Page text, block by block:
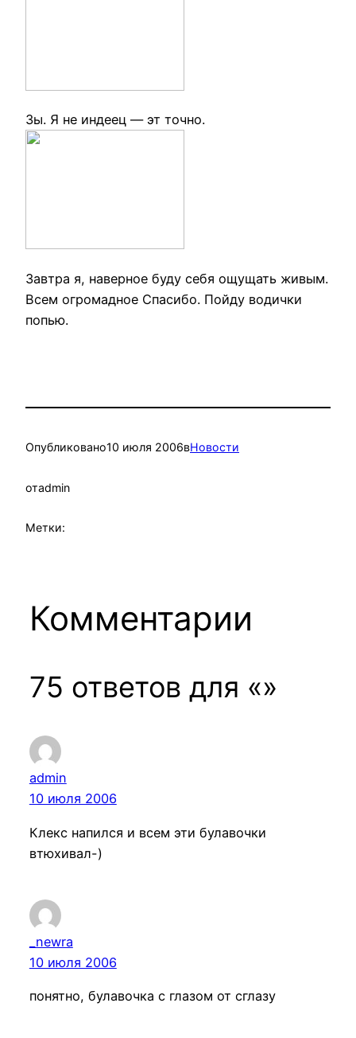
Зы. Я не индеец — эт точно.
Завтра я, наверное буду себя ощущать живым.
Всем огромадное Спасибо. Пойду водички
попью.
Опубликовано10 июля 2006вНовости
отadmin
Метки:
Комментарии
75 ответов для «»
admin
10 июля 2006
Клекс напился и всем эти булавочки
втюхивал-)
_newra
10 июля 2006
понятно, булавочка с глазом от сглазу